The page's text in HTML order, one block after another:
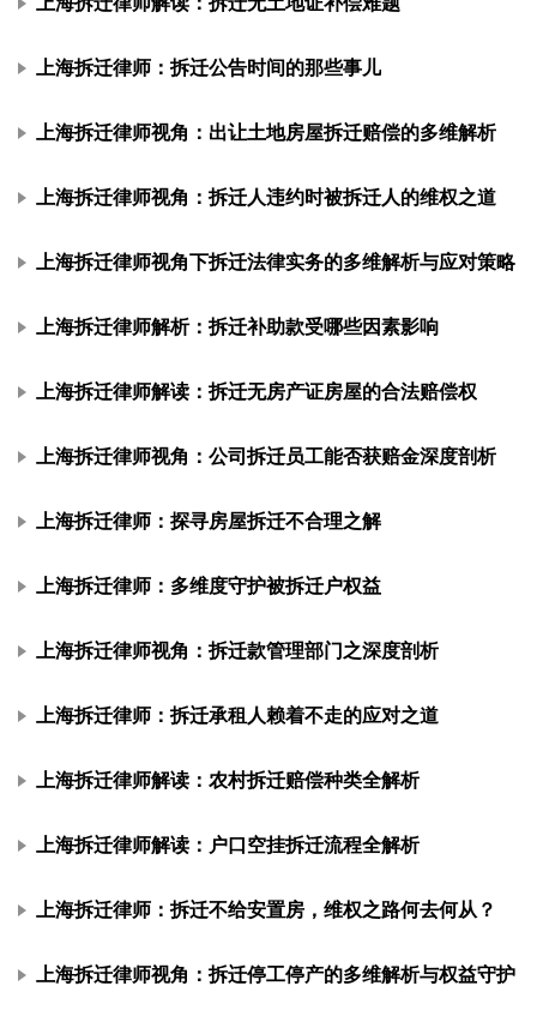
上海拆迁律师：拆迁公告时间的那些事儿
上海拆迁律师视角：出让土地房屋拆迁赔偿的多维解析
上海拆迁律师视角：拆迁人违约时被拆迁人的维权之道
上海拆迁律师视角下拆迁法律实务的多维解析与应对策略
上海拆迁律师解析：拆迁补助款受哪些因素影响
上海拆迁律师解读：拆迁无房产证房屋的合法赔偿权
上海拆迁律师视角：公司拆迁员工能否获赔金深度剖析
上海拆迁律师：探寻房屋拆迁不合理之解
上海拆迁律师：多维度守护被拆迁户权益
上海拆迁律师视角：拆迁款管理部门之深度剖析
上海拆迁律师：拆迁承租人赖着不走的应对之道
上海拆迁律师解读：农村拆迁赔偿种类全解析
上海拆迁律师解读：户口空挂拆迁流程全解析
上海拆迁律师：拆迁不给安置房，维权之路何去何从？
上海拆迁律师视角：拆迁停工停产的多维解析与权益守护